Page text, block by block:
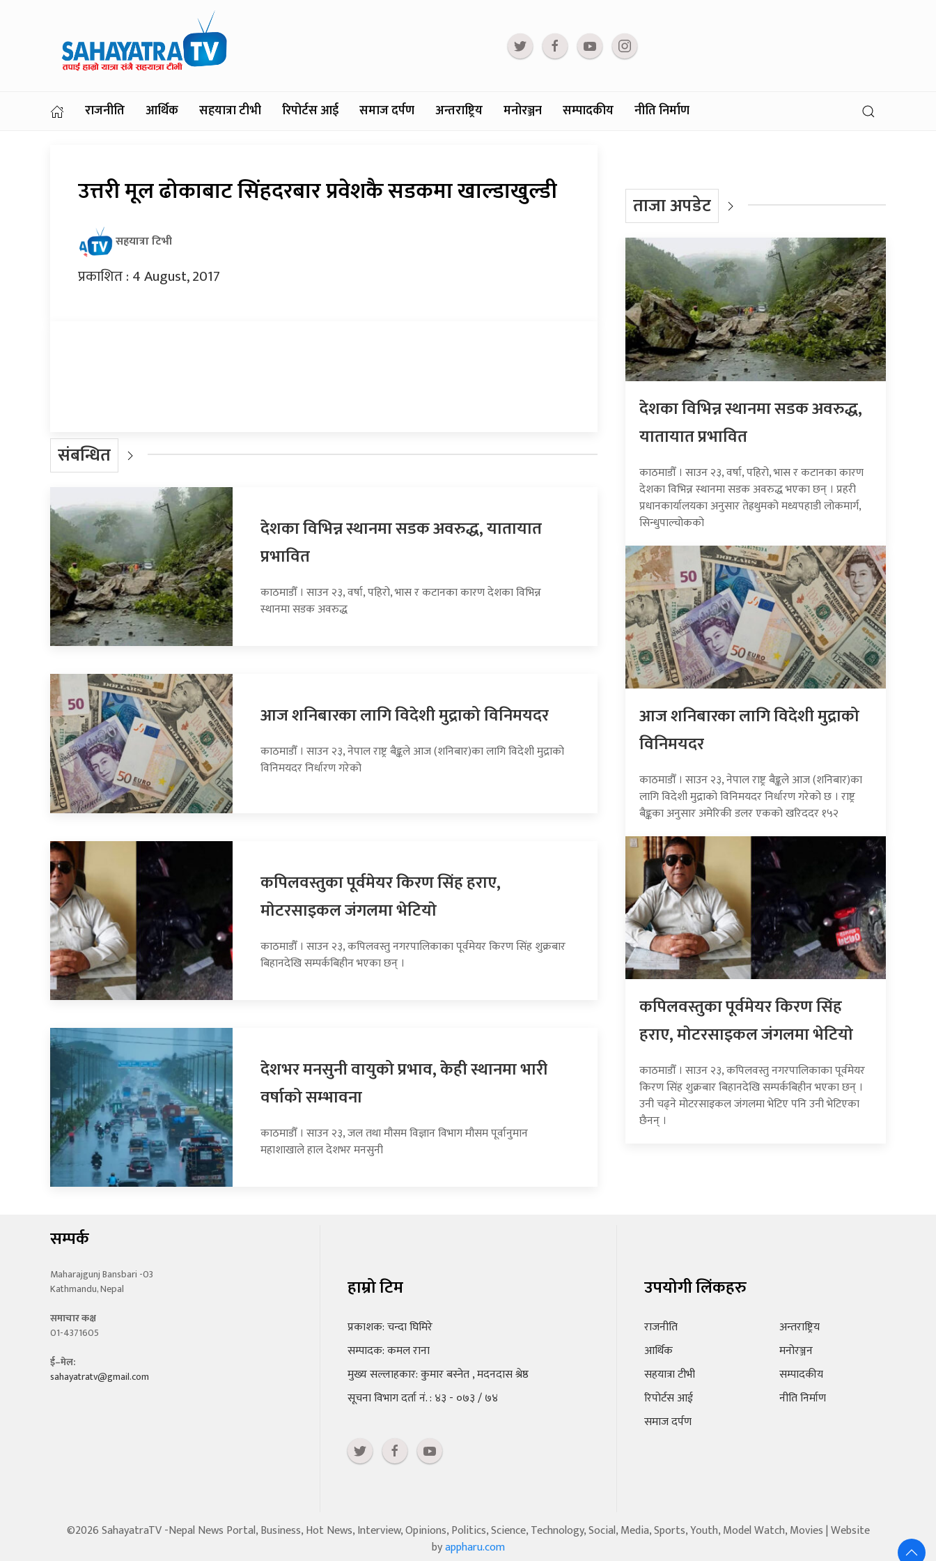
राजनीति आर्थिक सहयात्रा टीभी रिपोर्टस आई समाज दर्पण अन्तराष्ट्रिय मनोरञ्जन सम्पादकीय नीति निर्माण
उत्तरी मूल ढोकाबाट सिंहदरबार प्रवेशकै सडकमा खाल्डाखुल्डी
सहयात्रा टिभी
प्रकाशित : 4 August, 2017
संबन्धित
देशका विभिन्न स्थानमा सडक अवरुद्ध, यातायात
प्रभावित
काठमाडौँ । साउन २३, वर्षा, पहिरो, भास र कटानका कारण देशका विभिन्न
स्थानमा सडक अवरुद्ध
आज शनिबारका लागि विदेशी मुद्राको विनिमयदर
काठमाडौँ । साउन २३, नेपाल राष्ट्र बैङ्कले आज (शनिबार)का लागि विदेशी मुद्राको
विनिमयदर निर्धारण गरेको
कपिलवस्तुका पूर्वमेयर किरण सिंह हराए,
माेटरसाइकल जंगलमा भेटियाे
काठमाडौँ । साउन २३, कपिलवस्तु नगरपालिकाका पूर्वमेयर किरण सिंह शुक्रबार
बिहानदेखि सम्पर्कबिहीन भएका छन् ।
देशभर मनसुनी वायुको प्रभाव, केही स्थानमा भारी
वर्षाको सम्भावना
काठमाडौँ । साउन २३, जल तथा मौसम विज्ञान विभाग मौसम पूर्वानुमान
महाशाखाले हाल देशभर मनसुनी
ताजा अपडेट
देशका विभिन्न स्थानमा सडक अवरुद्ध,
यातायात प्रभावित
काठमाडौँ । साउन २३, वर्षा, पहिरो, भास र कटानका कारण
देशका विभिन्न स्थानमा सडक अवरुद्ध भएका छन् । प्रहरी
प्रधानकार्यालयका अनुसार तेह्रथुमको मध्यपहाडी लोकमार्ग,
सिन्धुपाल्चोकको
आज शनिबारका लागि विदेशी मुद्राको
विनिमयदर
काठमाडौँ । साउन २३, नेपाल राष्ट्र बैङ्कले आज (शनिबार)का
लागि विदेशी मुद्राको विनिमयदर निर्धारण गरेको छ । राष्ट्र
बैङ्कका अनुसार अमेरिकी डलर एकको खरिददर १५२
कपिलवस्तुका पूर्वमेयर किरण सिंह
हराए, माेटरसाइकल जंगलमा भेटियाे
काठमाडौँ । साउन २३, कपिलवस्तु नगरपालिकाका पूर्वमेयर
किरण सिंह शुक्रबार बिहानदेखि सम्पर्कबिहीन भएका छन् ।
उनी चढ्ने मोटरसाइकल जंगलमा भेटिए पनि उनी भेटिएका
छैनन् ।
सम्पर्क
Maharajgunj Bansbari -03
Kathmandu, Nepal
समाचार कक्ष
01-4371605
ई–मेल:
sahayatratv@gmail.com
हाम्रो टिम
प्रकाशक: चन्दा घिमिरे
सम्पादक: कमल राना
मुख्य सल्लाहकार: कुमार बस्नेत , मदनदास श्रेष्ठ
सूचना विभाग दर्ता नं. : ४३ - ०७३ / ७४
उपयोगी लिंकहरु
राजनीति
आर्थिक
सहयात्रा टीभी
रिपोर्टस आई
समाज दर्पण
अन्तराष्ट्रिय
मनोरञ्जन
सम्पादकीय
नीति निर्माण
©2026 SahayatraTV -Nepal News Portal, Business, Hot News, Interview, Opinions, Politics, Science, Technology, Social, Media, Sports, Youth, Model Watch, Movies | Website
byappharu.com